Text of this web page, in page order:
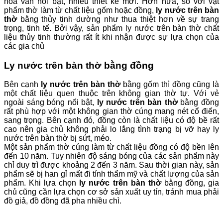
phẩm thờ làm từ chất liệu gốm hoặc đồng, ly nước trên bàn
thờ bằng thủy tinh dường như thua thiệt hơn về sự trang
trọng, tinh tế. Bởi vậy, sản phẩm ly nước trên bàn thờ chất
liệu thủy tinh thường rất ít khi nhận được sự lựa chọn của
các gia chủ
Ly nước trên bàn thờ bằng đồng
Bên cạnh ly nước trên bàn thờbằng gốm thì đồng cũng là
một chất liệu quen thuộc trên không gian thờ tự. Với vẻ
ngoài sáng bóng nổi bật,
ly nước trên bàn thờbằng đồng
rất phù hợp với một không gian thờ cúng mang nét cổ điển,
sang trọng. Bên cạnh đó, đồng còn là chất liệu có độ bề rất
cao nên gia chủ không phải lo lắng tình trạng bị vỡ hay ly
nước trên bàn thờ bị sứt, méo.
Một sản phẩm thờ cúng làm từ chất liệu đồng có độ bền lên
đến 10 năm. Tuy nhiên độ sáng bóng của các sản phẩm này
chỉ duy trì được khoảng 2 đến 3 năm. Sau thời gian này, sản
phẩm sẽ bị han gỉ mất đi tính thẩm mỹ và chất lượng của sản
phẩm. Khi lựa chọn
ly nước trên bàn thờbằng đồng, gia
chủ cũng cần lựa chọn cơ sở sản xuất uy tín, tránh mua phải
đồ giả, đồ đồng đã pha nhiều chì.